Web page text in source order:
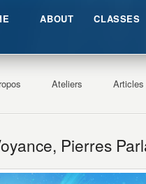
ABOUT CLASSES
Ateliers Articles
Pierres